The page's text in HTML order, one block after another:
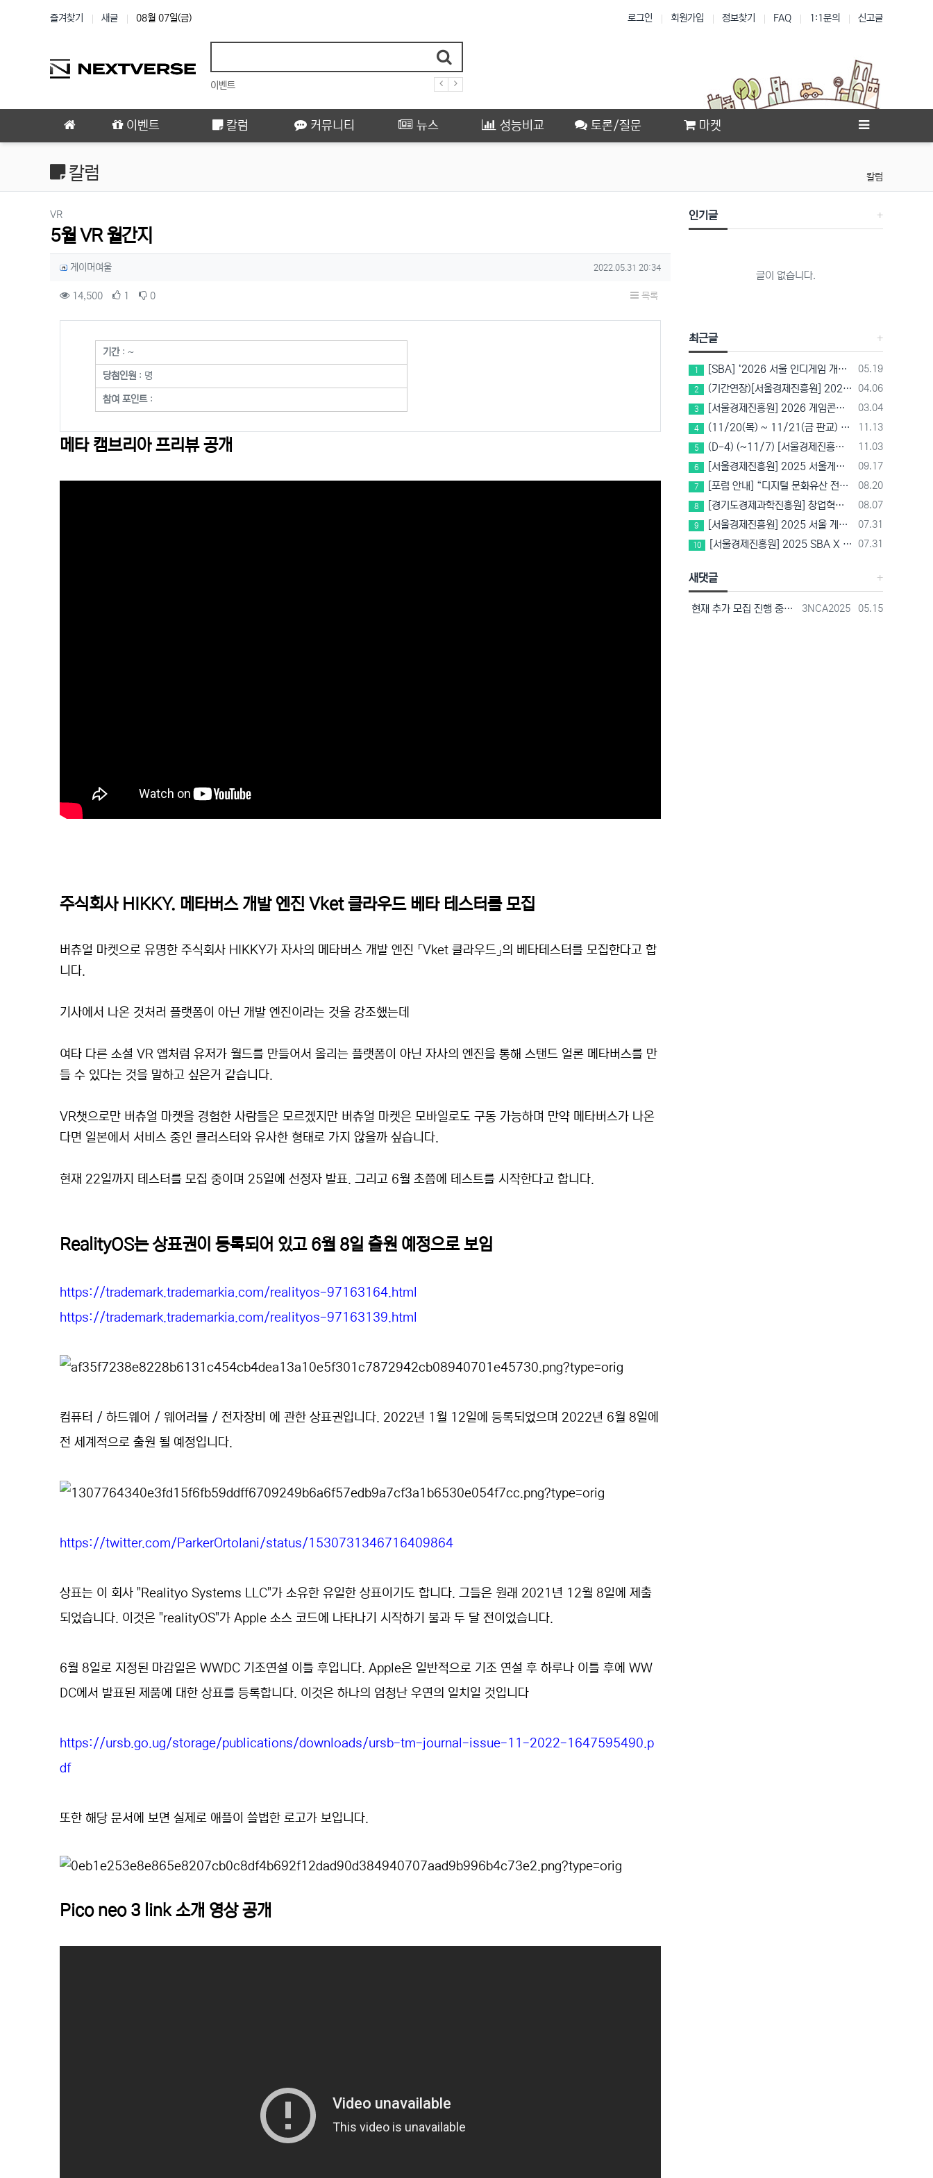
상단 네비즐겨찾기 새글 08월 07일(금) 로그인 회원가입 정보찾기 FAQ 1:1문의 신고글
이벤트
이벤트 칼럼 커뮤니티 뉴스 성능비교 토론/질문 마켓
칼럼 칼럼
VR분류
5월 VR 월간지
작성자 정보
게이머여울작성 작성일
2022.05.31 20:34
컨텐츠 정보
14,500조회 1 추천 0비추천 목록
기간: ~
당첨인원 : 명
참여 포인트:
메타 캠브리아 프리뷰 공개
주식회사 HIKKY. 메타버스 개발 엔진 Vket 클라우드 베타 테스터를 모집
버츄얼 마켓으로 유명한 주식회사 HIKKY가 자사의 메타버스 개발 엔진 「Vket 클라우드」의 베타테스터를 모집한다고 합
니다.
기사에서 나온 것처러 플랫폼이 아닌 개발 엔진이라는 것을 강조했는데
여타 다른 소셜 VR 앱처럼 유저가 월드를 만들어서 올리는 플랫폼이 아닌 자사의 엔진을 통해 스탠드 얼론 메타버스를 만
들 수 있다는 것을 말하고 싶은거 같습니다.
VR챗으로만 버츄얼 마켓을 경험한 사람들은 모르겠지만 버츄얼 마켓은 모바일로도 구동 가능하며 만약 메타버스가 나온
다면 일본에서 서비스 중인 클러스터와 유사한 형태로 가지 않을까 싶습니다.
현재 22일까지 테스터를 모집 중이며 25일에 선정자 발표. 그리고 6월 초쯤에 테스트를 시작한다고 합니다.
RealityOS는 상표권이 등록되어 있고 6월 8일 출원 예정으로 보임
https://trademark.trademarkia.com/realityos-97163164.html
https://trademark.trademarkia.com/realityos-97163139.html
컴퓨터 / 하드웨어 / 웨어러블 / 전자장비 에 관한 상표권입니다. 2022년 1월 12일에 등록되었으며 2022년 6월 8일에
전 세계적으로 출원 될 예정입니다.
https://twitter.com/ParkerOrtolani/status/1530731346716409864
상표는 이 회사 "Realityo Systems LLC"가 소유한 유일한 상표이기도 합니다. 그들은 원래 2021년 12월 8일에 제출
되었습니다. 이것은 "realityOS"가 Apple 소스 코드에 나타나기 시작하기 불과 두 달 전이었습니다.
6월 8일로 지정된 마감일은 WWDC 기조연설 이틀 후입니다. Apple은 일반적으로 기조 연설 후 하루나 이틀 후에 WW
DC에서 발표된 제품에 대한 상표를 등록합니다. 이것은 하나의 엄청난 우연의 일치일 것입니다
https://ursb.go.ug/storage/publications/downloads/ursb-tm-journal-issue-11-2022-1647595490.p
df
또한 해당 문서에 보면 실제로 애플이 쓸법한 로고가 보입니다.
Pico neo 3 link 소개 영상 공개
인기글
글이 없습니다.
최근글
등록일
05.19
1 [SBA] ‘2026 서울 인디게임 개발 챌린지’ 참가팀 모집
등록일
04.06
2 (기간연장)[서울경제진흥원] 2026 게임마켓(차이나조이, BIC, 지스타) 서울관 참가기업 모집!(~5/8 15:00)
등록일
03.04
3 [서울경제진흥원] 2026 게임콘텐츠 사업화 지원사업 참가기업 모집(~3/26까지)
등록일
11.13
4 (11/20(목) ~ 11/21(금 판교) VR 행사 추천!! (갤럭시 XR/ 애플 비전프로 등 기기 체험, 메타퀘스트 경품)
등록일
11.03
5 (D-4) (~11/7) [서울경제진흥원] 2025 SBA X 스마일게이트, ‘게임랩 with STOVE INDIE’ 참가기업 모집
등록일
09.17
6 [서울경제진흥원] 2025 서울게임콘텐츠센터 게임스튜디오/게임랩 신규 입주기업 모집 중!(~10/14 15:00)
등록일
08.20
7 [포럼 안내] “디지털 문화유산 전략과 비전” – 경기도박물관 토크콘서트
등록일
08.07
8 [경기도경제과학진흥원] 창업혁신공간 컴퍼니빌더형 지원사업 2기 모집(~8/25)
등록일
07.31
9 [서울경제진흥원] 2025 서울 게임 공모전 참가자 모집(~8/22 17시)
등록일
07.31
10 [서울경제진흥원] 2025 SBA X 메르세데스 벤츠 코리아 게임 산업 상생 플랫폼 활용 게임개발 지원 참가기업 모집(~8/18 17시)
새댓글
등록자
3NCA2025 등록일
05.15
현재 추가 모집 진행 중에 있습니다! 아래 링크로 확인 부탁드리겠습니다~! https://next-verse.com/community/1…